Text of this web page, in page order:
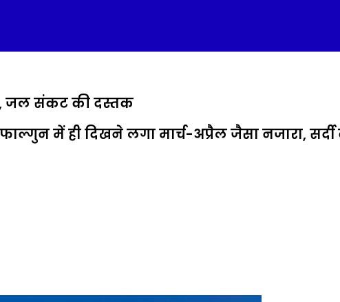
जल संकट की दस्तक
में ही दिखने लगा मार्च-अप्रैल जैसा नजारा,